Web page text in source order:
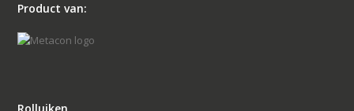
Product van: